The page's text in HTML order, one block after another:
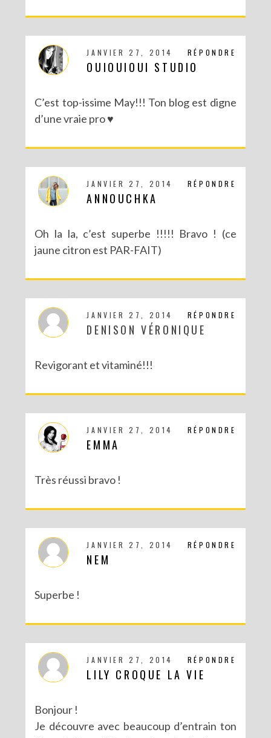
CONCOURS : UN KIT DIY LOVE BIRDS À GAGNER POUR LA SAINT VALENTIN
RÉPONDRE
JANVIER 27, 2014
OUIOUIOUI STUDIO
C’est top-issime May!!! Ton blog est digne
d’une vraie pro ♥
RÉPONDRE
JANVIER 27, 2014
ANNOUCHKA
Oh la la, c’est superbe !!!!! Bravo ! (ce
jaune citron est PAR-FAIT)
RÉPONDRE
JANVIER 27, 2014
DENISON VÉRONIQUE
Revigorant et vitaminé!!!
RÉPONDRE
JANVIER 27, 2014
EMMA
Très réussi bravo !
RÉPONDRE
JANVIER 27, 2014
NEM
Superbe !
RÉPONDRE
JANVIER 27, 2014
LILY CROQUE LA VIE
Bonjour !
Je découvre avec beaucoup d’entrain ton